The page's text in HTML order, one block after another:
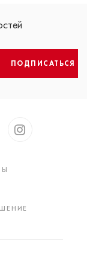
ПОДПИСАТЬСЯ